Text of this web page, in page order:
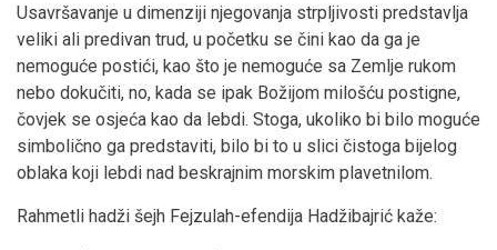
Usavršavanje u dimenziji njegovanja strpljivosti predstavlja
veliki ali predivan trud, u početku se čini kao da ga je
nemoguće postići, kao što je nemoguće sa Zemlje rukom
nebo dokučiti, no, kada se ipak Božijom milošću postigne,
čovjek se osjeća kao da lebdi. Stoga, ukoliko bi bilo moguće
simbolično ga predstaviti, bilo bi to u slici čistoga bijelog
oblaka koji lebdi nad beskrajnim morskim plavetnilom.
Rahmetli hadži šejh Fejzulah-efendija Hadžibajrić kaže: